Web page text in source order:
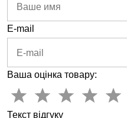
E-mail
Ваша оцінка товару:
Текст відгуку